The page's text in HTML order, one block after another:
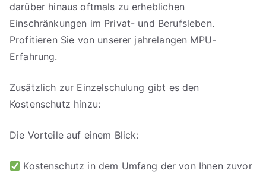
darüber hinaus oftmals zu erheblichen
Einschränkungen im Privat- und Berufsleben.
Profitieren Sie von unserer jahrelangen MPU-
Erfahrung.
Zusätzlich zur Einzelschulung gibt es den
Kostenschutz hinzu:
Die Vorteile auf einem Blick:
Kostenschutz in dem Umfang der von Ihnen zuvor